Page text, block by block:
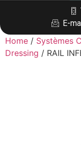
E-
Home / Systèmes
Dressing / RAIL